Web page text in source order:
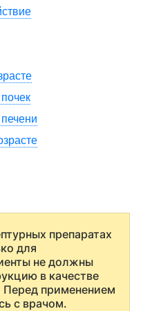
препаратах
для
не должны
в качестве
Перед применением
с врачом.